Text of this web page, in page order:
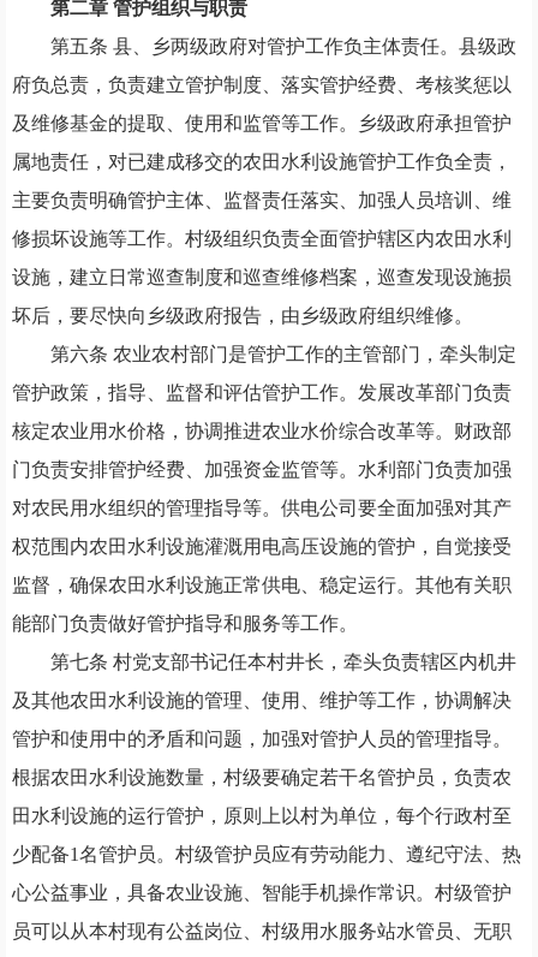
第二章 管护组织与职责
第五条 县
乡两级政府对管护工作负主体责任。县级政
府负总责 ， 负责建立管护制度 落实管护经费
考核奖惩以
及维修基金的提取
使用和监管等工作。乡级政府承担管护
属地责任 ， 对已建成移交的农田水利设施管护工作负全责，
主要负责明确管护主体
监督责任落实 加强人员培训
维
修损坏设施等工作。村级组织负责全面管护辖区内农田水利
设施 ， 建立日常巡查制度和巡查维修档案 ， 巡查发现设施损
坏后 ， 要尽快向乡级政府报告 ， 由乡级政府组织维修。
第六条 农业农村部门是管护工作的主管部门 ， 牵头制定
管护政策 ， 指导
监督和评估管护工作。发展改革部门负责
核定农业用水价格 ， 协调推进农业水价综合改革等。 财政部
门负责安排管护经费、加强资金监管等。 水利部门负责加强
对农民用水组织的管理指导等。供电公司要全面加强对其产
权范围内农田水利设施灌溉用电高压设施的管护 ， 自觉接受
监督 ， 确保农田水利设施正常供电
稳定运行。其他有关职
能部门负责做好管护指导和服务等工作。
第七条 村党支部书记任本村井长 ， 牵头负责辖区内机井
及其他农田水利设施的管理
使用 维护等工作 ， 协调解决
管护和使用中的矛盾和问题 ， 加强对管护人员的管理指导。
根据农田水利设施数量 ， 村级要确定若干名管护员 ， 负责农
田水利设施的运行管护 ， 原则上以村为单位 ， 每个行政村至
少配备1名管护员。村级管护员应有劳动能力 遵纪守法
热
心公益事业 ， 具备农业设施
智能手机操作常识。村级管护
员可以从本村现有公益岗位
村级用水服务站水管员
无职